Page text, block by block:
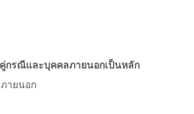
คู่กรณีและบุคคลภายนอกเป็นหลัก
ายนอก